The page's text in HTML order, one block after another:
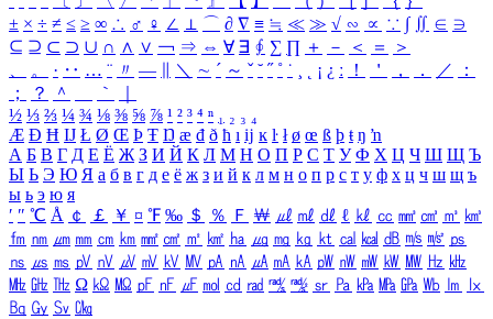
± × ÷ ≠ ≤ ≥ ∞ ∴ ♂ ♀ ∠ ⊥ ⌒ ∂ ∇ ≡ ≒ ≪ ≫ √ ∽ ∝ ∵ ∫ ∬ ∈ ∋
⊆ ⊇ ⊂ ⊃ ∪ ∩ ∧ ∨ ￢ ⇒ ⇔ ∀ ∃ ∮ ∑ ∏ ＋ － ＜ ＝
＞
、
。 · ‥ … ¨ 〃 ― ＼ ∼ ´ ～ ˇ ˘ ˝ ˚ ˙ ¸ ¡ ¿ ː ！ ＇ ， ． ／
：
；
？ ＾ ｀
½ ⅓ ⅔ ¼ ¾ ⅛ ⅜ ⅝ ⅞ ¹ ² ³ ⁴ ⁿ ₁ ₂ ₃ ₄
Æ Ð Ħ Ĳ Ł Ø Œ Þ Ŧ Ŋ æ đ ð ħ ı ĳ ĸ ŀ ł ø œ ß þ ŧ ŋ ŉ
А Б В Г Д Е Ё Ж З И Й К Л М Н О П Р С Т У Ф Х Ц Ч Ш Щ Ъ
Ы Ь Э Ю Я а б в г д е ё ж з и й к л м н о п р с т у ф х ц ч ш щ ъ
ы ь э ю я
′ ″ ℃ Å ￠ ￡ ￥ ¤ ℉ ‰ ＄ ％ Ｆ ￦ ㎕ ㎖ ㎗ ℓ ㎘ ㏄ ㎣ ㎤ ㎥ ㎦
㎙ ㎚ ㎛ ㎜ ㎝ ㎞ ㎟ ㎠ ㎡ ㎢ ㏊ ㎍ ㎎ ㎏ ㏏ ㎈ ㎉ ㏈ ㎧ ㎨ ㎰
㎱ ㎲ ㎳ ㎴ ㎵ ㎶ ㎷ ㎸ ㎹ ㎀ ㎁ ㎂ ㎃ ㎄ ㎺ ㎻ ㎽ ㎾ ㎿ ㎐ ㎑
㎒ ㎓ ㎔ Ω ㏀ ㏁ ㎊ ㎋ ㎌ ㏖ ㏅ ㎭ ㎮ ㎯ ㏛ ㎩ ㎪ ㎫ ㎬ ㏝ ㏐
㏓
㏃ ㏉ ㏜ ㏆